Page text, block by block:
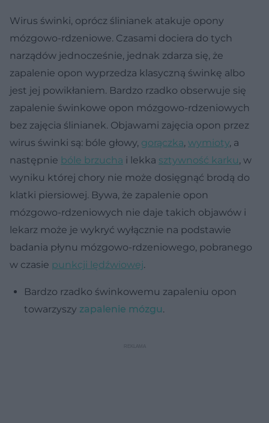
Wirus świnki, oprócz ślinianek atakuje opony
mózgowo-rdzeniowe. Czasami dociera do tych
narządów jednocześnie, jednak zdarza się, że
zapalenie opon wyprzedza klasyczną świnkę albo
jest jej powikłaniem. Bardzo rzadko obserwuje się
zapalenie świnkowe opon mózgowo-rdzeniowych
bez zajęcia ślinianek. Objawami zajęcia opon przez
wirus świnki są: bóle głowy, gorączka, wymioty, a
następnie bóle brzucha i lekka sztywność karku, w
wyniku której chory nie może dosięgnąć brodą do
klatki piersiowej. Bywa, że zapalenie opon
mózgowo-rdzeniowych nie daje takich objawów i
lekarz może je wykryć wyłącznie na podstawie
badania płynu mózgowo-rdzeniowego, pobranego
w czasie punkcji lędźwiowej.
Bardzo rzadko świnkowemu zapaleniu opon
towarzyszy zapalenie mózgu.